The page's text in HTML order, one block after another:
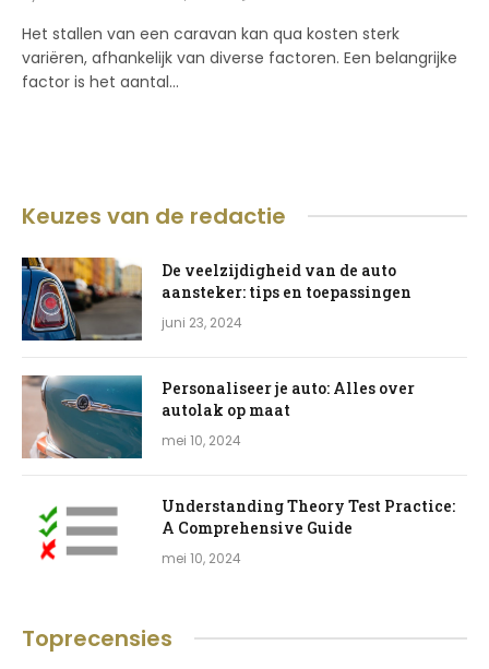
Het stallen van een caravan kan qua kosten sterk
variëren, afhankelijk van diverse factoren. Een belangrijke
factor is het aantal…
Keuzes van de redactie
De veelzijdigheid van de auto
aansteker: tips en toepassingen
juni 23, 2024
Personaliseer je auto: Alles over
autolak op maat
mei 10, 2024
Understanding Theory Test Practice:
A Comprehensive Guide
mei 10, 2024
Toprecensies